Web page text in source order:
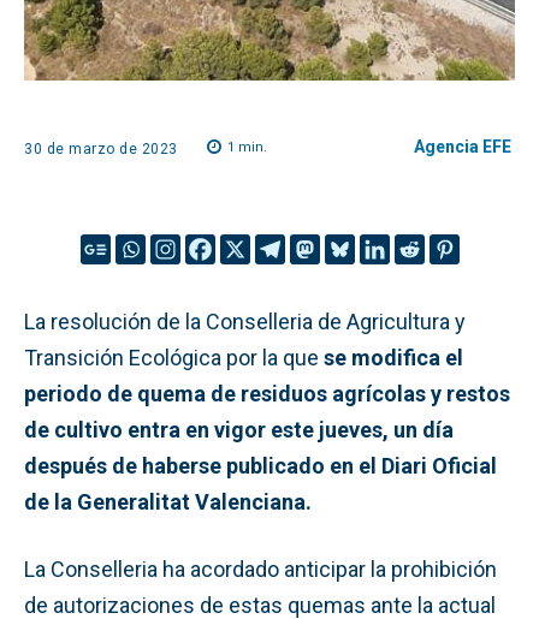
30 de marzo de 2023 1 min. Agencia EFE
La resolución de la Conselleria de Agricultura y
Transición Ecológica por la que se modifica el
periodo de quema de residuos agrícolas y restos
de cultivo entra en vigor este jueves, un día
después de haberse publicado en el Diari Oficial
de la Generalitat Valenciana.
La Conselleria ha acordado anticipar la prohibición
de autorizaciones de estas quemas ante la actual